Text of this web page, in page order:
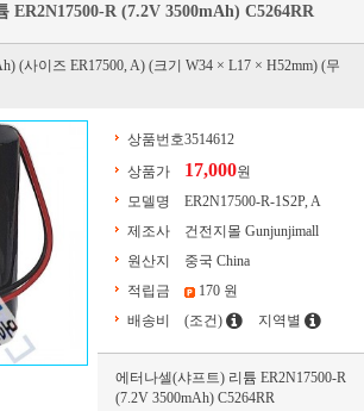
ER2N17500-R (7.2V 3500mAh) C5264RR
(사이즈 ER17500, A) (크기 W34 × L17 × H52mm) (무
상품번호3514612
상품가
17,000원
모델명
ER2N17500-R-1S2P, A
제조사
건전지몰 Gunjunjimall
원산지
중국 China
적립금
170 원
배송비
(조건) 지역별
에터나셀(샤프트) 리튬 ER2N17500-R
(7.2V 3500mAh) C5264RR